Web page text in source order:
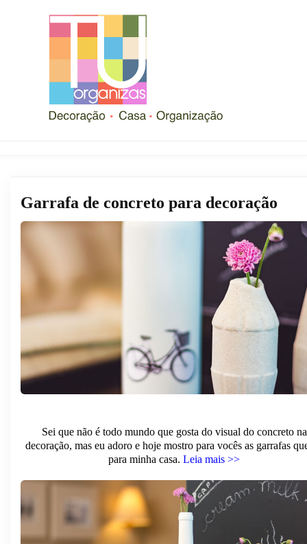
Garrafa de concreto para decoração
Sei que não é todo mundo que gosta do visual do concreto na
decoração, mas eu adoro e hoje mostro para vocês as garrafas
para minha casa. Leia mais >>